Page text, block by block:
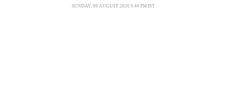
SUNDAY, 09 AUGUST 2026 9.44 PM IST